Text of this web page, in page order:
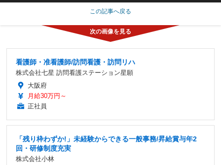
この記事へ戻る
看護師・准看護師/訪問看護・訪問リハ
株式会社七星 訪問看護ステーション星願
大阪府
月給30万円～
正社員
「残り枠わずか!」未経験からできる一般事務/昇給賞与年2
回・研修制度充実
株式会社小林